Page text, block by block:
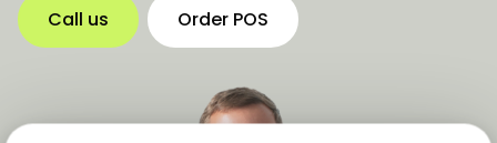
Call us Order POS